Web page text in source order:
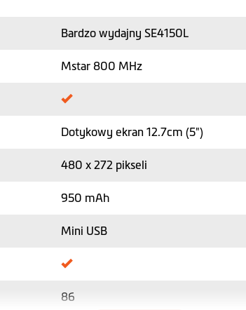
Bardzo wydajny SE4150L
Mstar 800 MHz
Dotykowy ekran 12.7cm (5")
480 x 272 pikseli
950 mAh
Mini USB
86